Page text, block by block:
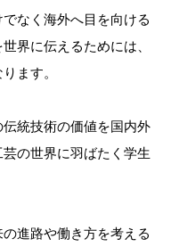
なく海外へ目を向ける
界に伝えるためには、
ます。
統技術の価値を国内外
の世界に羽ばたく学生
進路や働き方を考える